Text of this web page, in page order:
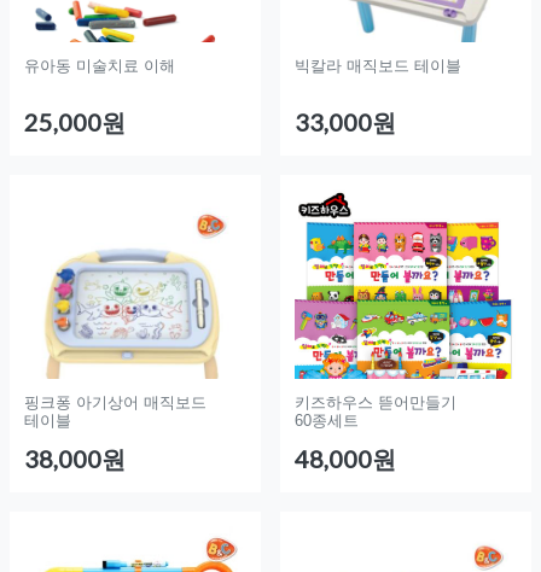
유아동 미술치료 이해
25,000원
빅칼라 매직보드 테이블
33,000원
핑크퐁 아기상어 매직보드
테이블
38,000원
키즈하우스 뜯어만들기
60종세트
48,000원